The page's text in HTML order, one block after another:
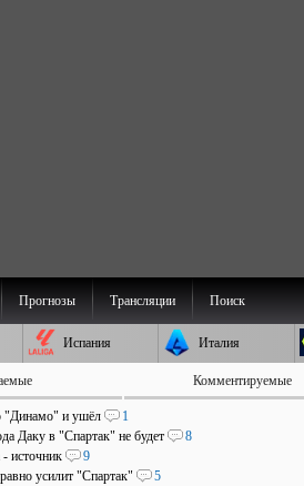
Прогнозы Трансляции Поиск
Испания Италия
Комментируемые
"Динамо" и ушёл
1
Даку в "Спартак" не будет
8
- источник
9
усилит "Спартак"
5